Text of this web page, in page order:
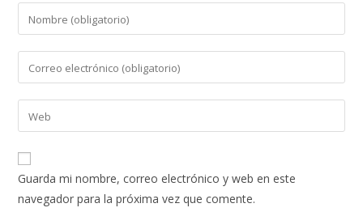
Introduce
tu
nombre
de
usuario
para
comentar
tu
dirección
de
electrónico
para
comentar
Introduce
la
URL
de
Guarda mi nombre, correo electrónico y web en este
navegador para la próxima vez que comente.